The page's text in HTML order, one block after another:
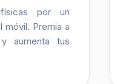
por un
móvil. Premia a
aumenta tus